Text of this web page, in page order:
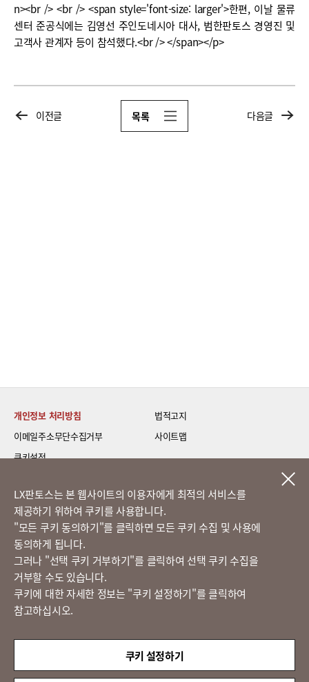
n><br /> <br /> <span style='font-size: larger'>한편, 이날 물류
센터 준공식에는 김영선 주인도네시아 대사, 범한판토스 경영진 및
고객사 관계자 등이 참석했다.<br /> </span></p>
목록
이전글 다음글
개인정보 처리방침
법적고지
이메일주소무단수집거부
사이트맵
쿠키설정
LG 베스트 케어 이전설치
고객의 소리
정도경영 신문고
(주)LX판토스 사업자등록번호 : 116-81-31734
서울시 종로구 새문안로 58
LX판토스는 본 웹사이트의 이용자에게 최적의 서비스를
제공하기 위하여 쿠키를 사용합니다.
​"모든 쿠키 동의하기"를 클릭하면 모든 쿠키 수집 및 사용에
동의하게 됩니다.
그러나 "선택 쿠키 거부하기"를 클릭하여 선택 쿠키 수집을
거부할 수도 있습니다.
쿠키에 대한 자세한 정보는 "쿠키 설정하기"를 클릭하여
참고하십시오.
쿠키 설정하기